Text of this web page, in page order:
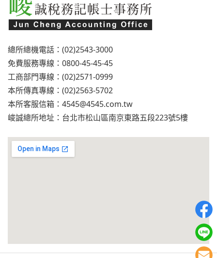
總所總機電話：(02)2543-3000
免費服務專線：0800-45-45-45
工商部門專線：(02)2571-0999
本所傳真專線：(02)2563-5702
本所客服信箱： 4545@4545.com.tw
峻誠總所地址：台北市松山區南京東路五段223號5樓